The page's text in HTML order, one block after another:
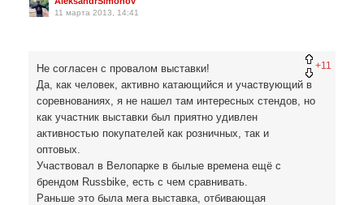
11 марта 2013, 14:41
+11
Не согласен с провалом выставки!
Да, как человек, активно катающийся и участвующий в
соревнованиях, я не нашел там интересных стендов, но
как участник выставки был приятно удивлен
активностью покупателей как розничных, так и
оптовых.
Участвовал в Велопарке в былые времена ещё с
брендом Russbike, есть с чем сравнивать.
Раньше это была мега выставка, отбивающая